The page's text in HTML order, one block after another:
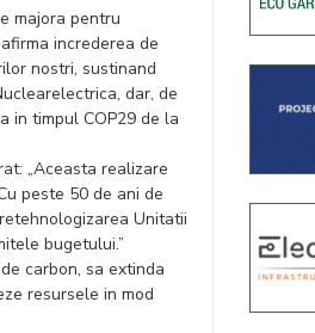
majora pentru
increderea de
nostri, sustinand
dar, de
in timpul COP29 de la
„Aceasta realizare
peste 50 de ani de
Unitatii
bugetului.”
carbon, sa extinda
resursele in mod